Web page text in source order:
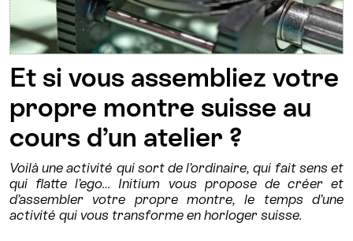
Et si vous assembliez votre
propre montre suisse au
cours d’un atelier ?
Voilà une activité qui sort de l’ordinaire, qui fait sens et
qui flatte l’ego… Initium vous propose de créer et
d’assembler votre propre montre, le temps d’une
activité qui vous transforme en horloger suisse.